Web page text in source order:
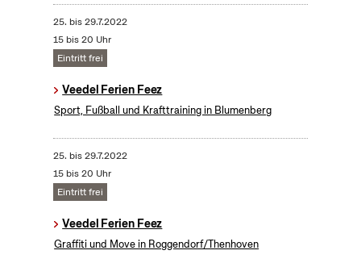
25. bis29.7.2022
15 bis 20 Uhr
Eintritt frei
Veedel Ferien Feez
Sport, Fußball und Krafttraining in Blumenberg
25. bis29.7.2022
15 bis 20 Uhr
Eintritt frei
Veedel Ferien Feez
Graffiti und Move in Roggendorf/Thenhoven